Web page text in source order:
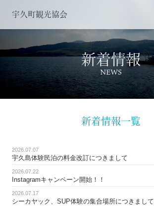
宇久町観光協会
新着情報
NEWS
新着情報一覧
2026.07.07
宇久島体験民泊の料金改訂につきまして
2026.07.22
Instagramキャンペーン開始！！
2026.07.17
シーカヤック、SUP体験の集合場所につきまして